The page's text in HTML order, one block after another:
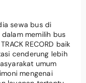
sewa bus di
memilih bus
RECORD baik
cenderung lebih
umum
mengenai